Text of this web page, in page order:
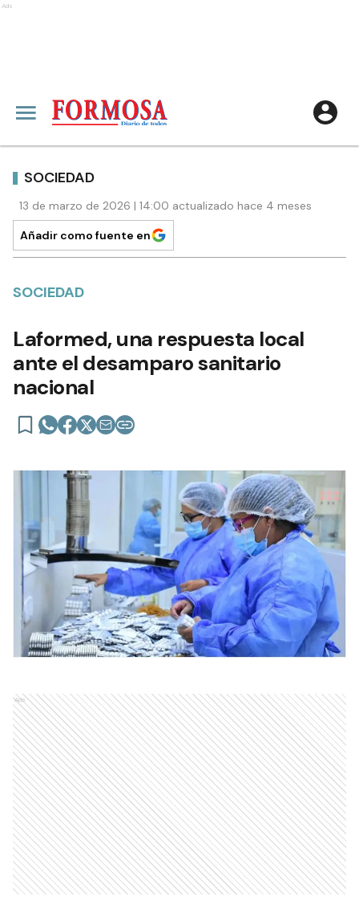
Ads
SOCIEDAD
13 de marzo de 2026 | 14:00 actualizado hace 4 meses
Añadir como fuente en
SOCIEDAD
Laformed, una respuesta local
ante el desamparo sanitario
nacional
Ads